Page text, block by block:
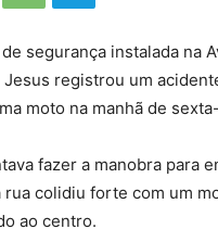
segurança instalada na
Jesus registrou um
moto na manhã de
fazer a manobra para
rua colidiu forte com um
ao centro.